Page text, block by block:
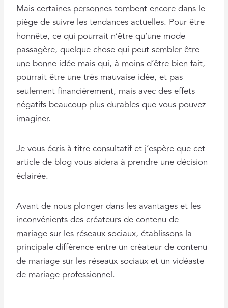
Mais certaines personnes tombent encore dans le
piège de suivre les tendances actuelles. Pour être
honnête, ce qui pourrait n’être qu’une mode
passagère, quelque chose qui peut sembler être
une bonne idée mais qui, à moins d’être bien fait,
pourrait être une très mauvaise idée, et pas
seulement financièrement, mais avec des effets
négatifs beaucoup plus durables que vous pouvez
imaginer.
Je vous écris à titre consultatif et j’espère que cet
article de blog vous aidera à prendre une décision
éclairée.
Avant de nous plonger dans les avantages et les
inconvénients des créateurs de contenu de
mariage sur les réseaux sociaux, établissons la
principale différence entre un créateur de contenu
de mariage sur les réseaux sociaux et un vidéaste
de mariage professionnel.